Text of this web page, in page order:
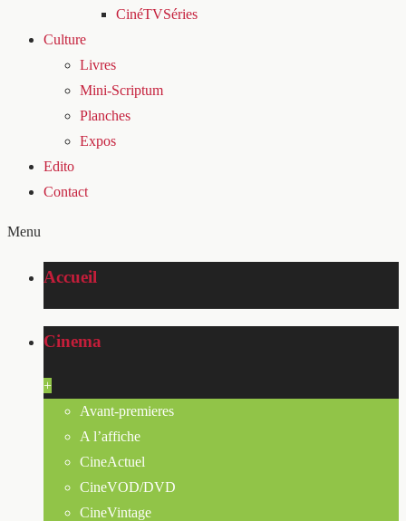
CinéTVSéries
Culture
Livres
Mini-Scriptum
Planches
Expos
Edito
Contact
Menu
Accueil
Cinema
+
Avant-premieres
A l’affiche
CineActuel
CineVOD/DVD
CineVintage